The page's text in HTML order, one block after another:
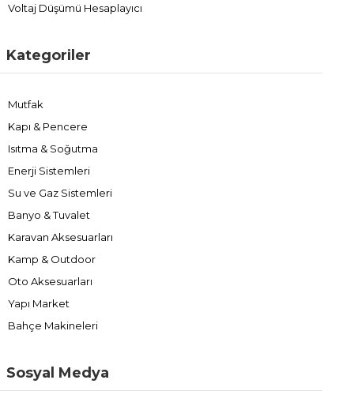
Voltaj Düşümü Hesaplayıcı
Kategoriler
Mutfak
Kapı & Pencere
Isıtma & Soğutma
Enerji Sistemleri
Su ve Gaz Sistemleri
Banyo & Tuvalet
Karavan Aksesuarları
Kamp & Outdoor
Oto Aksesuarları
Yapı Market
Bahçe Makineleri
Sosyal Medya